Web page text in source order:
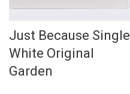
Just Because Single
White Original
Garden